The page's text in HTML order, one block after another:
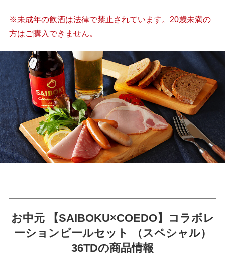
※未成年の飲酒は法律で禁止されています。20歳未満の
方はご購入できません。
お中元 【SAIBOKU×COEDO】コラボレ
ーションビールセット （スペシャル）
36TDの商品情報